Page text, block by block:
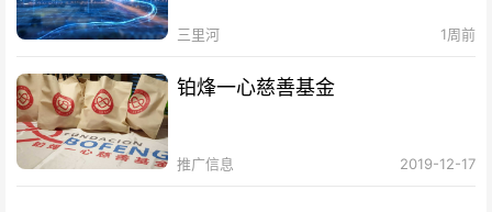
三里河 1周前
铂烽一心慈善基金
推广信息 2019-12-17